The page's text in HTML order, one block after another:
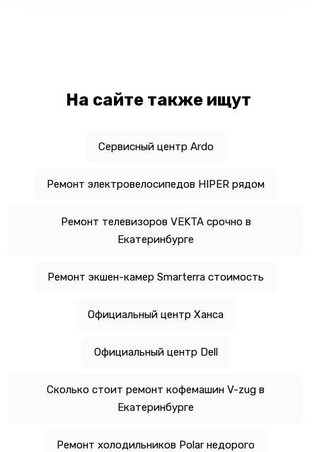
На сайте также ищут
Сервисный центр Ardo
Ремонт электровелосипедов HIPER рядом
Ремонт телевизоров VEKTA срочно в
Екатеринбурге
Ремонт экшен-камер Smarterra стоимость
Официальный центр Ханса
Официальный центр Dell
Сколько стоит ремонт кофемашин V-zug в
Екатеринбурге
Ремонт холодильников Polar недорого